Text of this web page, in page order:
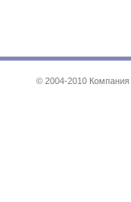
© 2004-2010 Компания